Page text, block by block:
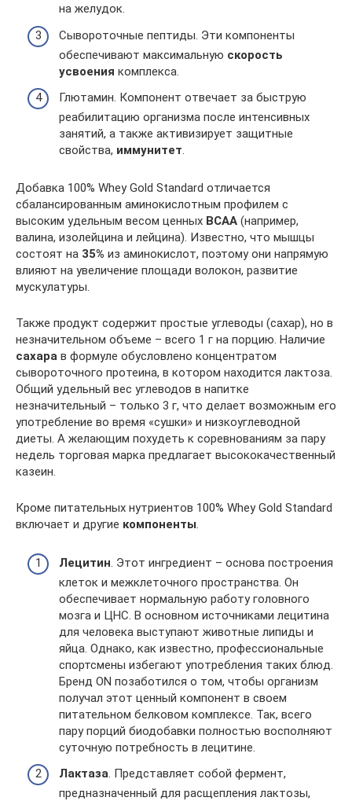
на желудок.
Сывороточные пептиды. Эти компоненты
обеспечивают максимальную скорость
усвоения комплекса.
Глютамин. Компонент отвечает за быструю
реабилитацию организма после интенсивных
занятий, а также активизирует защитные
свойства, иммунитет.
Добавка 100% Whey Gold Standard отличается
сбалансированным аминокислотным профилем с
высоким удельным весом ценных ВСАА (например,
валина, изолейцина и лейцина). Известно, что мышцы
состоят на 35% из аминокислот, поэтому они напрямую
влияют на увеличение площади волокон, развитие
мускулатуры.
Также продукт содержит простые углеводы (сахар), но в
незначительном объеме – всего 1 г на порцию. Наличие
сахара в формуле обусловлено концентратом
сывороточного протеина, в котором находится лактоза.
Общий удельный вес углеводов в напитке
незначительный – только 3 г, что делает возможным его
употребление во время «сушки» и низкоуглеводной
диеты. А желающим похудеть к соревнованиям за пару
недель торговая марка предлагает высококачественный
казеин.
Кроме питательных нутриентов 100% Whey Gold Standard
включает и другие компоненты.
Лецитин . Этот ингредиент – основа построения
клеток и межклеточного пространства. Он
обеспечивает нормальную работу головного
мозга и ЦНС. В основном источниками лецитина
для человека выступают животные липиды и
яйца. Однако, как известно, профессиональные
спортсмены избегают употребления таких блюд.
Бренд ON позаботился о том, чтобы организм
получал этот ценный компонент в своем
питательном белковом комплексе. Так, всего
пару порций биодобавки полностью восполняют
суточную потребность в лецитине.
Лактаза. Представляет собой фермент,
предназначенный для расщепления лактозы,